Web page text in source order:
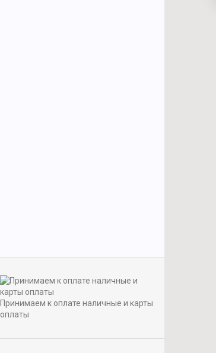
Принимаем к оплате наличные и карты
оплаты